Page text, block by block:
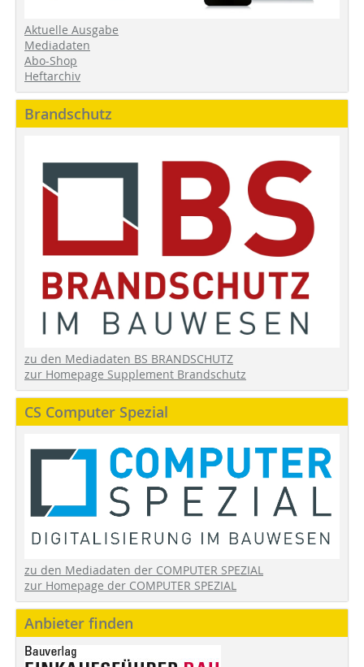
Aktuelle Ausgabe
Mediadaten
Abo-Shop
Heftarchiv
Brandschutz
zu den Mediadaten BS BRANDSCHUTZ
zur Homepage Supplement Brandschutz
CS Computer Spezial
zu den Mediadaten der COMPUTER SPEZIAL
zur Homepage der COMPUTER SPEZIAL
Anbieter finden